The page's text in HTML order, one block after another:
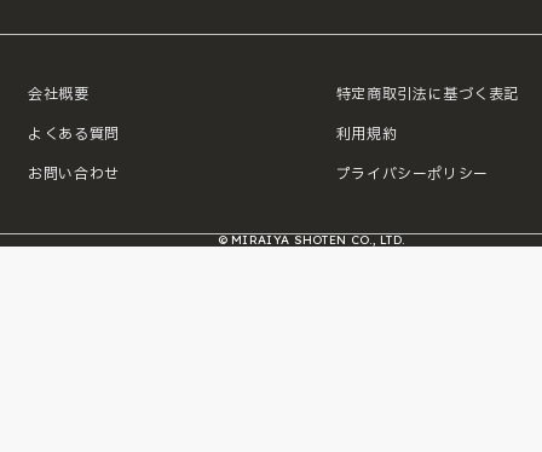
会社概要
よくある質問
お問い合わせ
特定商取引法に基づく表記
利用規約
プライバシーポリシー
© MIRAIYA SHOTEN CO., LTD.